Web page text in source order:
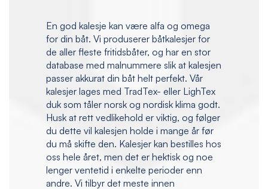
En god kalesje kan være alfa og omega
for din båt. Vi produserer båtkalesjer for
de aller fleste fritidsbåter, og har en stor
database med malnummere slik at kalesjen
passer akkurat din båt helt perfekt. Vår
kalesjer lages med TradTex- eller LighTex
duk som tåler norsk og nordisk klima godt.
Husk at rett vedlikehold er viktig, og følger
du dette vil kalesjen holde i mange år før
du må skifte den. Kalesjer kan bestilles hos
oss hele året, men det er hektisk og noe
lenger ventetid i enkelte perioder enn
andre. Vi tilbyr det meste innen